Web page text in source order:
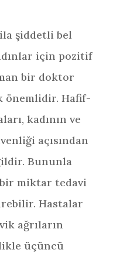
şiddetli bel
için pozitif
bir doktor
önemlidir. Hafif-
kadının ve
açısından
Bununla
miktar tedavi
Hastalar
ağrıların
üçüncü